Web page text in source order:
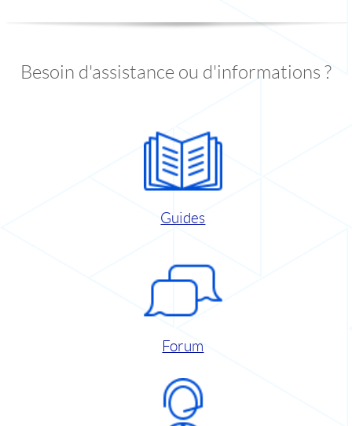
Besoin d'assistance ou d'informations ?
Guides
Forum